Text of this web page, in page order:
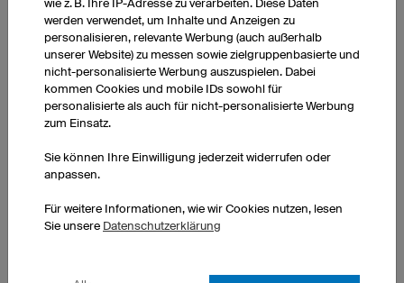
FEEDBACK ZU FUSSBALLTRIKOTS
wie z. B. Ihre IP-Adresse zu verarbeiten. Diese Daten
werden verwendet, um Inhalte und Anzeigen zu
personalisieren, relevante Werbung (auch außerhalb
unserer Website) zu messen sowie zielgruppenbasierte und
nicht-personalisierte Werbung auszuspielen. Dabei
kommen Cookies und mobile IDs sowohl für
personalisierte als auch für nicht-personalisierte Werbung
zum Einsatz.
Sie können Ihre Einwilligung jederzeit widerrufen oder
anpassen.
Für weitere Informationen, wie wir Cookies nutzen, lesen
Sie unsere Datenschutzerklärung